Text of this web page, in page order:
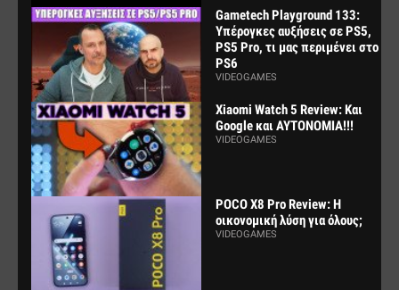
Gametech Playground 133:
Υπέρογκες αυξήσεις σε PS5,
PS5 Pro, τι μας περιμένει στο
PS6
VIDEOGAMES
Xiaomi Watch 5 Review: Και
Google και ΑΥΤΟΝΟΜΙΑ!!!
VIDEOGAMES
POCO X8 Pro Review: Η
οικονομική λύση για όλους;
VIDEOGAMES